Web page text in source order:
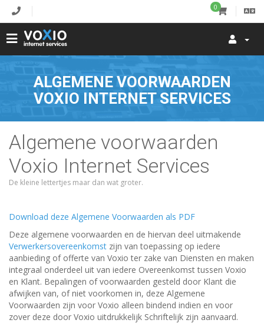
0
ALGEMENE VOORWAARDEN
VOXIO INTERNET SERVICES
Algemene voorwaarden
Voxio Internet Services
De kleine lettertjes maar dan wat groter.
Download deze Algemene Voorwaarden als PDF
Deze algemene voorwaarden en de hiervan deel uitmakende
Verwerkersovereenkomst zijn van toepassing op iedere
aanbieding of offerte van Voxio ter zake van Diensten en maken
integraal onderdeel uit van iedere Overeenkomst tussen Voxio
en Klant. Bepalingen of voorwaarden gesteld door Klant die
afwijken van, of niet voorkomen in, deze Algemene
Voorwaarden zijn voor Voxio alleen bindend indien en voor
zover deze door Voxio uitdrukkelijk Schriftelijk zijn aanvaard.